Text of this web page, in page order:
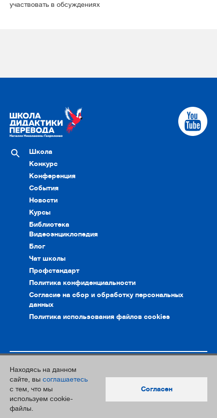
участвовать в обсуждениях
Школа
Конкурс
Конференция
События
Новости
Курсы
Библиотека
Видеоэнциклопедия
Блог
Чат школы
Профстандарт
Политика конфиденциальности
Согласие на сбор и обработку персональных
данных
Политика использования файлов cookies
© 2010–2026. Интернет-ресурс профессионального сообщества
преподавателей и переводчиков
Дизайн и разработка:
Находясь на данном
сайте, вы соглашаетесь
с тем, что мы
используем cookie-
файлы.
Согласен